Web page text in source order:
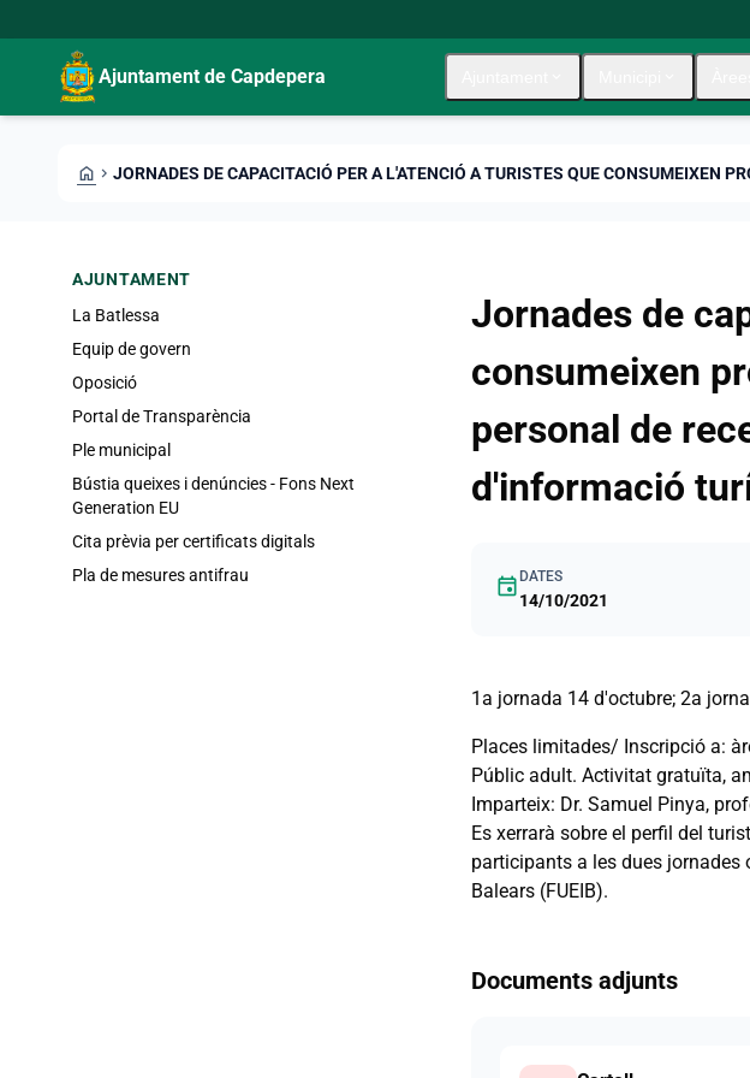
Ajuntament de Capdepera
HOME CHEVRON_RIGHT
AJUNTAMENT
La Batlessa
Equip de govern
Oposició
Portal de Transparència
Ple municipal
Bústia queixes i denúncies - Fons Next
Generation EU
Cita prèvia per certificats digitals
Pla de mesures antifrau
Jornades de
consumeixen
personal de
d'informació
event DATES
14/10/2021
1a jornada 14 d'octubre; 2a
Places limitades/ Inscripció a:
Públic adult. Activitat gratuïta,
Imparteix: Dr. Samuel Pinya,
Es xerrarà sobre el perfil del
participants a les dues jornades
Balears (FUEIB).
Documents adjunts